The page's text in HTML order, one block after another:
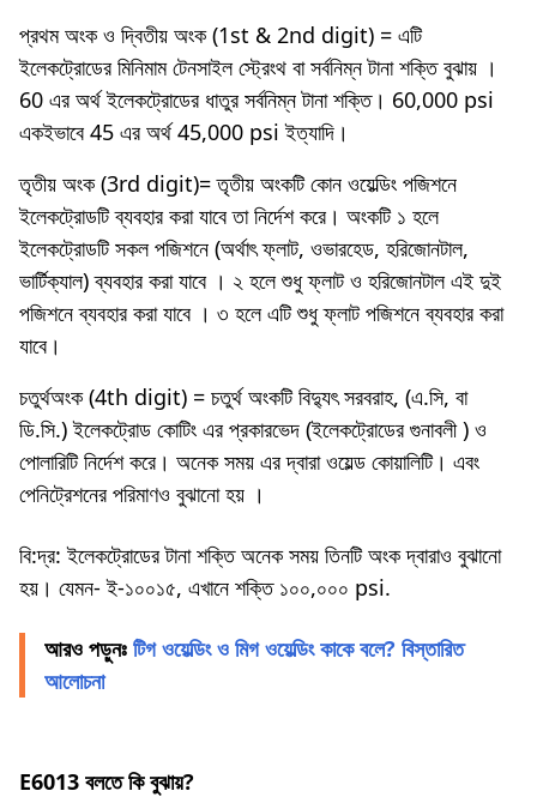
প্রথম অংক ও দ্বিতীয় অংক (1st & 2nd digit) = এটি
ইলেকট্রোডের মিনিমাম টেনসাইল স্ট্রেংথ বা সর্বনিম্ন টানা শক্তি বুঝায় ।
60 এর অর্থ ইলেকট্রোডের ধাতুর সর্বনিম্ন টানা শক্তি। 60,000 psi
একইভাবে 45 এর অর্থ 45,000 psi ইত্যাদি।
তৃতীয় অংক (3rd digit)= তৃতীয় অংকটি কোন ওয়েল্ডিং পজিশনে
ইলেকট্রোডটি ব্যবহার করা যাবে তা নির্দেশ করে। অংকটি ১ হলে
ইলেকট্রোডটি সকল পজিশনে (অর্থাৎ ফ্লাট, ওভারহেড, হরিজোনটাল,
ভার্টিক্যাল) ব্যবহার করা যাবে । ২ হলে শুধু ফ্লাট ও হরিজোনটাল এই দুই
পজিশনে ব্যবহার করা যাবে । ৩ হলে এটি শুধু ফ্লাট পজিশনে ব্যবহার করা
যাবে।
চতুর্থঅংক (4th digit) = চতুর্থ অংকটি বিদ্যুৎ সরবরাহ, (এ.সি, বা
ডি.সি.) ইলেকট্রোড কোটিং এর প্রকারভেদ (ইলেকট্রোডের গুনাবলী ) ও
পােলারিটি নির্দেশ করে। অনেক সময় এর দ্বারা ওয়েল্ড কোয়ালিটি। এবং
পেনিট্রেশনের পরিমাণও বুঝানাে হয় ।
বি:দ্র: ইলেকট্রোডের টানা শক্তি অনেক সময় তিনটি অংক দ্বারাও বুঝানাে
হয়। যেমন- ই-১০০১৫, এখানে শক্তি ১০০,০০০ psi.
আরও পড়ুনঃ টিগ ওয়েল্ডিং ও মিগ ওয়েল্ডিং কাকে বলে? বিস্তারিত
আলোচনা
E6013 বলতে কি বুঝায়?